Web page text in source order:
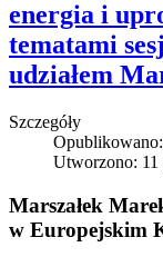
energia i
tematami
udziałem
Szczegóły
Utworzono: 11
Marszałek
w Europejskim